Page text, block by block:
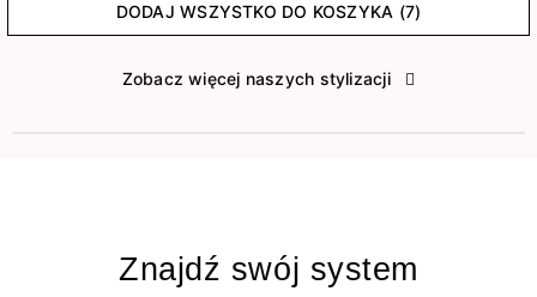
DODAJ WSZYSTKO DO KOSZYKA (7)
Zobacz więcej naszych stylizacji
Znajdź swój system